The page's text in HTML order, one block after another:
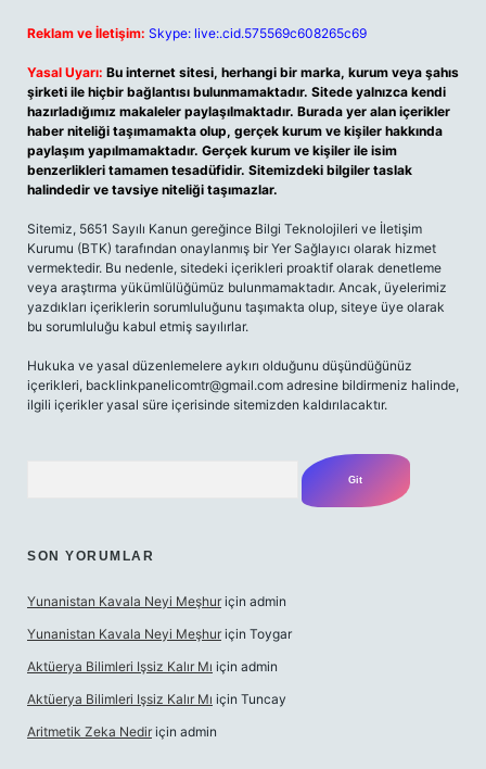
Reklam ve İletişim: Skype: live:.cid.575569c608265c69
Yasal Uyarı: Bu internet sitesi, herhangi bir marka, kurum veya şahıs
şirketi ile hiçbir bağlantısı bulunmamaktadır. Sitede yalnızca kendi
hazırladığımız makaleler paylaşılmaktadır. Burada yer alan içerikler
haber niteliği taşımamakta olup, gerçek kurum ve kişiler hakkında
paylaşım yapılmamaktadır. Gerçek kurum ve kişiler ile isim
benzerlikleri tamamen tesadüfidir. Sitemizdeki bilgiler taslak
halindedir ve tavsiye niteliği taşımazlar.
Sitemiz, 5651 Sayılı Kanun gereğince Bilgi Teknolojileri ve İletişim
Kurumu (BTK) tarafından onaylanmış bir Yer Sağlayıcı olarak hizmet
vermektedir. Bu nedenle, sitedeki içerikleri proaktif olarak denetleme
veya araştırma yükümlülüğümüz bulunmamaktadır. Ancak, üyelerimiz
yazdıkları içeriklerin sorumluluğunu taşımakta olup, siteye üye olarak
bu sorumluluğu kabul etmiş sayılırlar.
Hukuka ve yasal düzenlemelere aykırı olduğunu düşündüğünüz
içerikleri, backlinkpanelicomtr@gmail.com adresine bildirmeniz halinde,
ilgili içerikler yasal süre içerisinde sitemizden kaldırılacaktır.
SON YORUMLAR
Yunanistan Kavala Neyi Meşhur için admin
Yunanistan Kavala Neyi Meşhur için Toygar
Aktüerya Bilimleri Işsiz Kalır Mı için admin
Aktüerya Bilimleri Işsiz Kalır Mı için Tuncay
Aritmetik Zeka Nedir için admin